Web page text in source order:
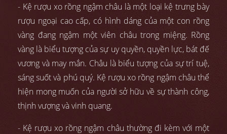
- Kệ rượu xo rồng ngậm châu là một loại kệ trưng bày
rượu ngoại cao cấp, có hình dáng của một con rồng
vàng đang ngậm một viên châu trong miệng. Rồng
vàng là biểu tượng của sự uy quyền, quyền lực, bát đế
vương và may mắn. Châu là biểu tượng của sự trí tuệ,
sáng suốt và phú quý. Kệ rượu xo rồng ngậm châu thể
hiện mong muốn của người sở hữu về sự thành công,
thịnh vượng và vinh quang.
- Kệ rượu xo rồng ngậm châu thường đi kèm với một